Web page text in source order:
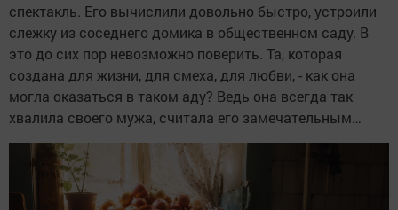
спектакль. Его вычислили довольно быстро, устроили
слежку из соседнего домика в общественном саду. В
это до сих пор невозможно поверить. Та, которая
создана для жизни, для смеха, для любви, - как она
могла оказаться в таком аду? Ведь она всегда так
хвалила своего мужа, считала его замечательным…